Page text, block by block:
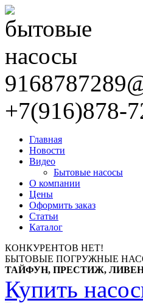
+7(916)878-
Главная
Новости
Видео
Бытовые насосы
О компании
Цены
Оформить заказ
Статьи
Каталог
КОНКУРЕНТОВ НЕТ!
БЫТОВЫЕ ПОГРУЖНЫЕ
ТАЙФУН, ПРЕСТИЖ,
Купить